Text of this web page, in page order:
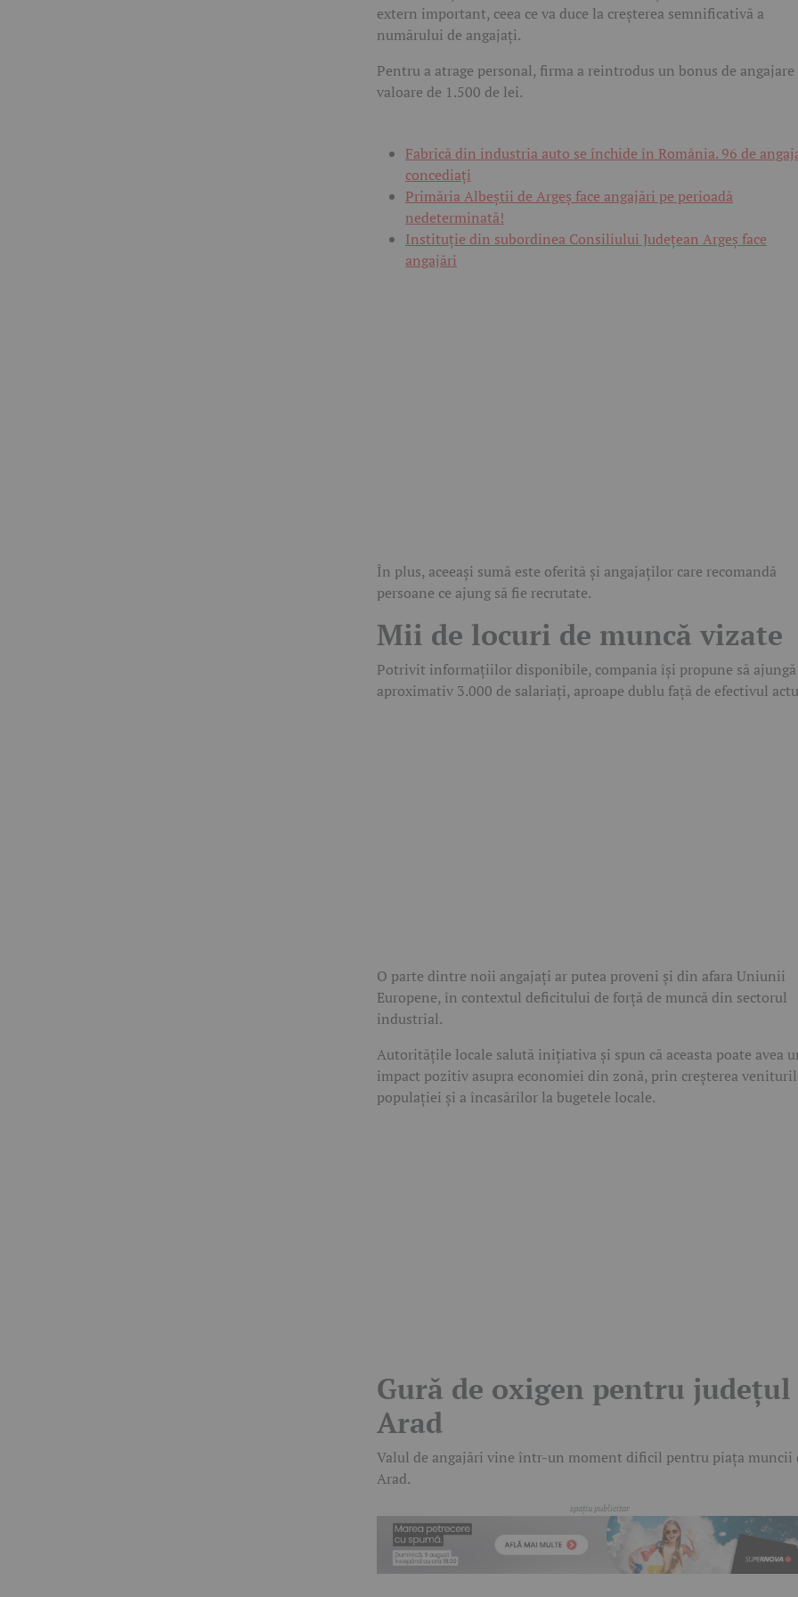
extern important, ceea ce va duce la creșterea semnificativă a
numărului de angajați.
Pentru a atrage personal, firma a reintrodus un bonus de
valoare de 1.500 de lei.
Fabrică din industria auto se închide în România. 96 de
concediați
Primăria Albeștii de Argeș face angajări pe perioadă
nedeterminată!
Instituție din subordinea Consiliului Județean Argeș face
angajări
În plus, aceeași sumă este oferită și angajaților care recomandă
persoane ce ajung să fie recrutate.
Mii de locuri de muncă vizate
Potrivit informațiilor disponibile, compania își propune să
aproximativ 3.000 de salariați, aproape dublu față de efectivul
O parte dintre noii angajați ar putea proveni și din afara Uniunii
Europene, în contextul deficitului de forță de muncă din sectorul
industrial.
Autoritățile locale salută inițiativa și spun că aceasta poate avea
impact pozitiv asupra economiei din zonă, prin creșterea
populației și a încasărilor la bugetele locale.
Gură de oxigen pentru județul
Arad
Valul de angajări vine într-un moment dificil pentru piața muncii
Arad.